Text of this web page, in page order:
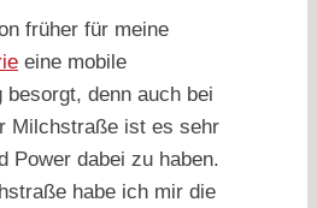
früher für meine
eine mobile
besorgt, denn auch bei
Milchstraße ist es sehr
Power dabei zu haben.
habe ich mir die